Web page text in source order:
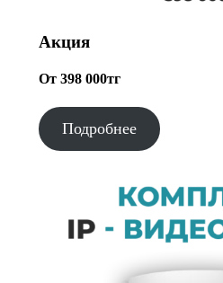
Акция
От 398 000тг
Подробнее